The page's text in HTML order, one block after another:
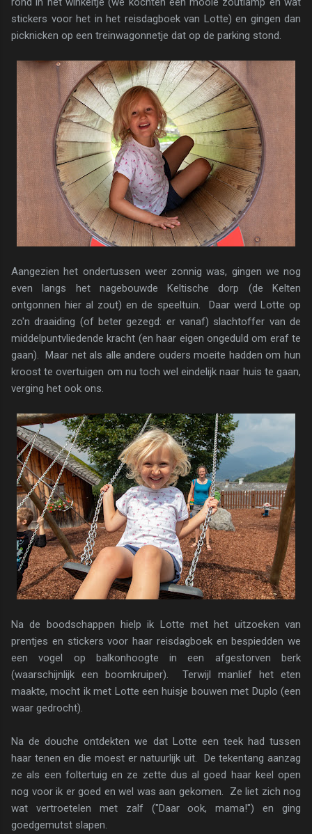
stickers voor het in het reisdagboek van Lotte) en gingen dan
picknicken op een treinwagonnetje dat op de parking stond.
Aangezien het ondertussen weer zonnig was, gingen we nog
even langs het nagebouwde Keltische dorp (de Kelten
ontgonnen hier al zout) en de speeltuin. Daar werd Lotte op
zo'n draaiding (of beter gezegd: er vanaf) slachtoffer van de
middelpuntvliedende kracht (en haar eigen ongeduld om eraf te
gaan). Maar net als alle andere ouders moeite hadden om hun
kroost te overtuigen om nu toch wel eindelijk naar huis te gaan,
verging het ook ons.
Na de boodschappen hielp ik Lotte met het uitzoeken van
prentjes en stickers voor haar reisdagboek en bespiedden we
een vogel op balkonhoogte in een afgestorven berk
(waarschijnlijk een boomkruiper). Terwijl manlief het eten
maakte, mocht ik met Lotte een huisje bouwen met Duplo (een
waar gedrocht).
Na de douche ontdekten we dat Lotte een teek had tussen
haar tenen en die moest er natuurlijk uit. De tekentang aanzag
ze als een foltertuig en ze zette dus al goed haar keel open
nog voor ik er goed en wel was aan gekomen. Ze liet zich nog
wat vertroetelen met zalf ("Daar ook, mama!") en ging
goedgemutst slapen.